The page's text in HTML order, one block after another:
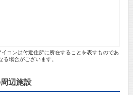
コンは付近住所に所在することを表すものであ
場合がございます。
辺施設